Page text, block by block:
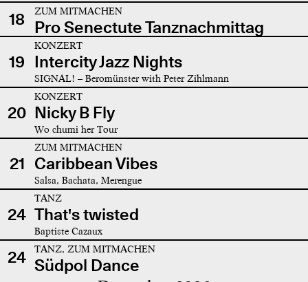
18 ZUM MITMACHEN
Pro Senectute Tanznachmittag
19
KONZERT
Intercity Jazz Nights
SIGNAL! – Beromünster with Peter Zihlmann
20
KONZERT
Nicky B Fly
Wo chumi her Tour
21
ZUM MITMACHEN
Caribbean Vibes
Salsa, Bachata, Merengue
24
TANZ
That's twisted
Baptiste Cazaux
24 TANZ, ZUM MITMACHEN
Südpol Dance